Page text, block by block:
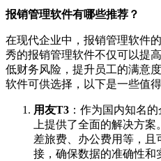
报销管理软件有哪些推荐？
在现代企业中，报销管理软件
秀的报销管理软件不仅可以提
低财务风险，提升员工的满意
软件可供选择，以下是一些值
用友T3 ：作为国内知名
上提供了全面的解决方
差旅费、办公费用等，
接，确保数据的准确性和